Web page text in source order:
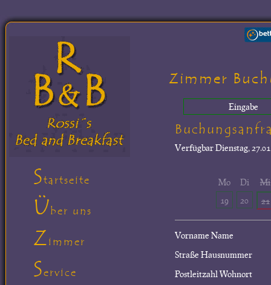
Zimmer
Eingabe
VerfügbarDienstag,
Mo
19
Di
20
Mi
21
Vorname Name
Straße Hausnummer
Postleitzahl Wohnort
Startseite
Über uns
Zimmer
Service